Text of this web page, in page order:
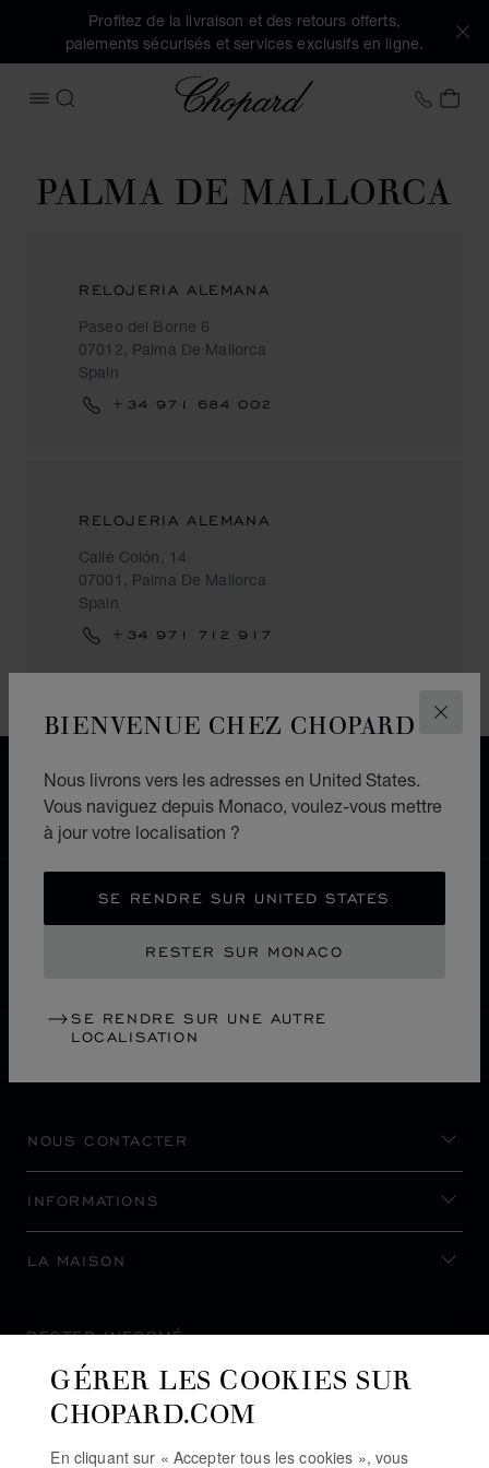
BIENVENUE CHEZ CHOPARD
Nous livrons vers les adresses en United States.
Vous naviguez depuis Monaco, voulez-vous mettre
à jour votre localisation ?
SE RENDRE SUR UNITED STATES
RESTER SUR MONACO
SE RENDRE SUR UNE AUTRE
LOCALISATION
Profitez de la livraison et des retours offerts,
paiements sécurisés et services exclusifs en ligne.
OUVRIR LE MENU
RECHERCHER
Chopard +33
PALMA DE MALLORCA
RELOJERIA ALEMANA
Paseo del Borne 6
07012, Palma De Mallorca
Spain
+34 971 684 002
RELOJERIA ALEMANA
Calle Colón, 14
07001, Palma De Mallorca
Spain
+34 971 712 917
LIVRAISON OFFERTE
PAIEMENT SÉCURISÉ
RETOURS & ÉCHANGES
LOCALISER UNE BOUTIQUE
MONACO
NOUS CONTACTER
INFORMATIONS
LA MAISON
RESTER INFORMÉ
GÉRER LES COOKIES SUR
CHOPARD.COM
En cliquant sur « Accepter tous les cookies », vous